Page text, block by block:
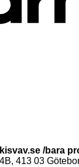
/bara
413 03